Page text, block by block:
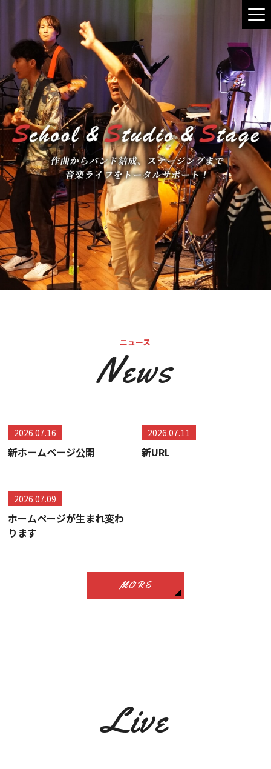
ニュース
News
2026.07.16
新ホームページ公開
2026.07.11
新URL
2026.07.09
ホームページが生まれ変わ
ります
MORE
Live